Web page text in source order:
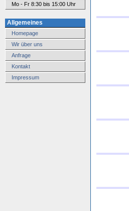
Mo - Fr 8:30 bis 15:00 Uhr
Allgemeines
Homepage
Wir über uns
Anfrage
Kontakt
Impressum